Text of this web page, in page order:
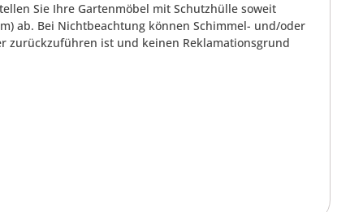
Sie Ihre Gartenmöbel mit Schutzhülle soweit
ab. Bei Nichtbeachtung können Schimmel- und/oder
zurückzuführen ist und keinen Reklamationsgrund